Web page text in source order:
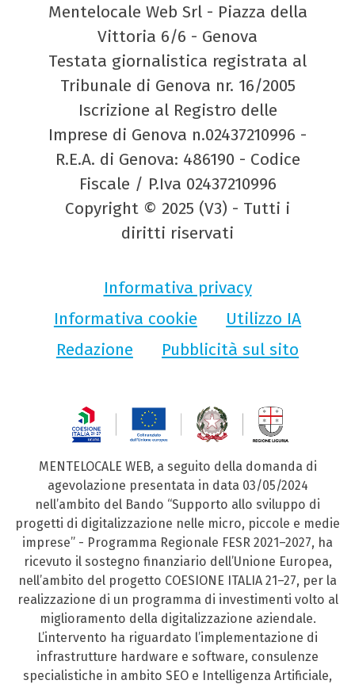
Mentelocale Web Srl - Piazza della
Vittoria 6/6 - Genova
Testata giornalistica registrata al
Tribunale di Genova nr. 16/2005
Iscrizione al Registro delle
Imprese di Genova n.02437210996 -
R.E.A. di Genova: 486190 - Codice
Fiscale / P.Iva 02437210996
Copyright © 2025 (V3) - Tutti i
diritti riservati
Informativa privacy
Informativa cookie
Utilizzo IA
Redazione
Pubblicità sul sito
MENTELOCALE WEB, a seguito della domanda di
agevolazione presentata in data 03/05/2024
nell’ambito del Bando “Supporto allo sviluppo di
progetti di digitalizzazione nelle micro, piccole e medie
imprese” - Programma Regionale FESR 2021–2027, ha
ricevuto il sostegno finanziario dell’Unione Europea,
nell’ambito del progetto COESIONE ITALIA 21–27, per la
realizzazione di un programma di investimenti volto al
miglioramento della digitalizzazione aziendale.
L’intervento ha riguardato l’implementazione di
infrastrutture hardware e software, consulenze
specialistiche in ambito SEO e Intelligenza Artificiale,